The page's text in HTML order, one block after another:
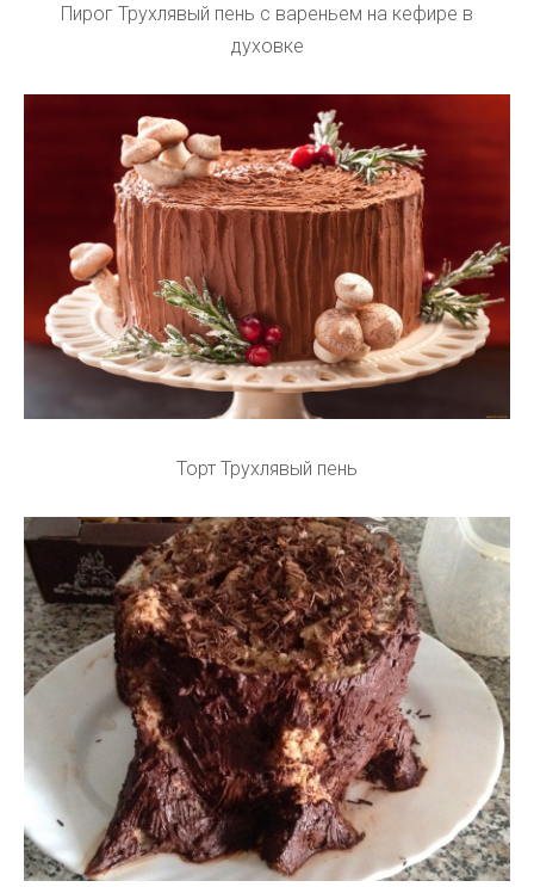
Пирог Трухлявый пень с вареньем на кефире в
духовке
Торт Трухлявый пень